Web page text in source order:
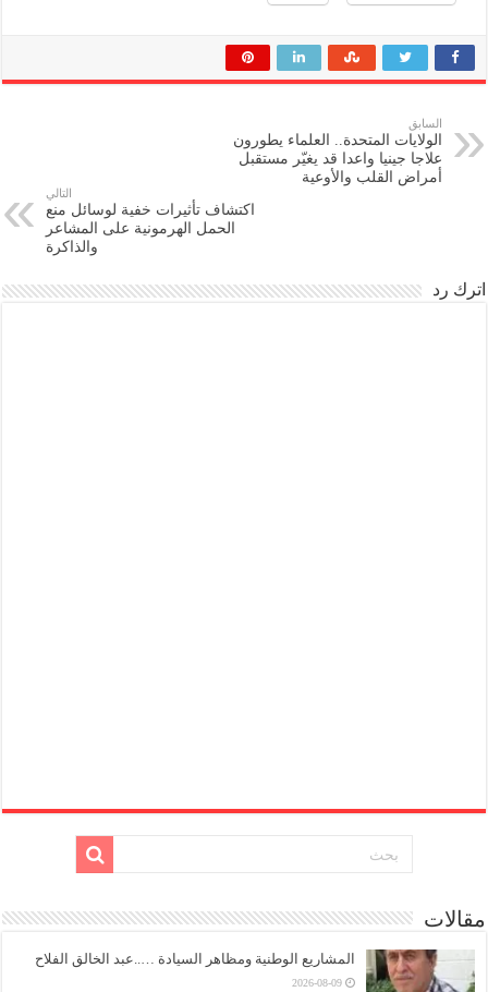
السابق
الولايات المتحدة.. العلماء يطورون
علاجا جينيا واعدا قد يغيّر مستقبل
أمراض القلب والأوعية
التالي
اكتشاف تأثيرات خفية لوسائل منع
الحمل الهرمونية على المشاعر
والذاكرة
اترك رد
مقالات
المشاريع الوطنية ومظاهر السيادة …..عبد الخالق الفلاح
2026-08-09